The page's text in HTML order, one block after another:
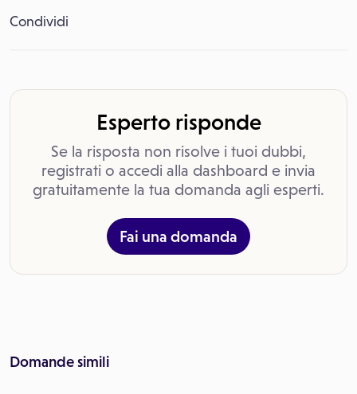
Condividi
Esperto risponde
Se la risposta non risolve i tuoi dubbi,
registrati o accedi alla dashboard e invia
gratuitamente la tua domanda agli esperti.
Fai una domanda
Domande simili